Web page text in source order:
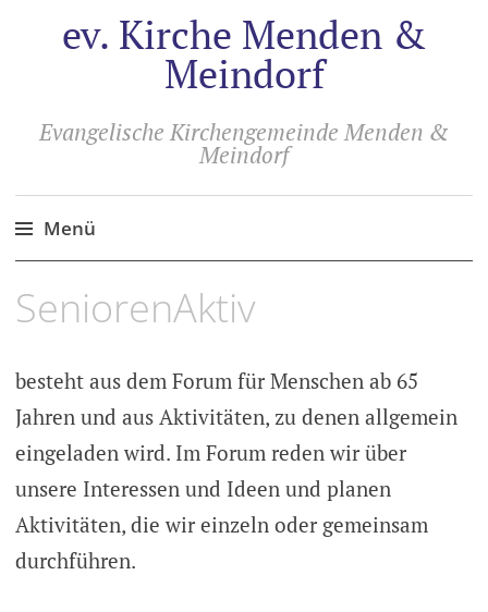
ev. Kirche Menden &
Meindorf
Evangelische Kirchengemeinde Menden &
Meindorf
Menü
Inhalt
SeniorenAktiv
besteht aus dem Forum für Menschen ab 65
Jahren und aus Aktivitäten, zu denen allgemein
eingeladen wird. Im Forum reden wir über
unsere Interessen und Ideen und planen
Aktivitäten, die wir einzeln oder gemeinsam
durchführen.